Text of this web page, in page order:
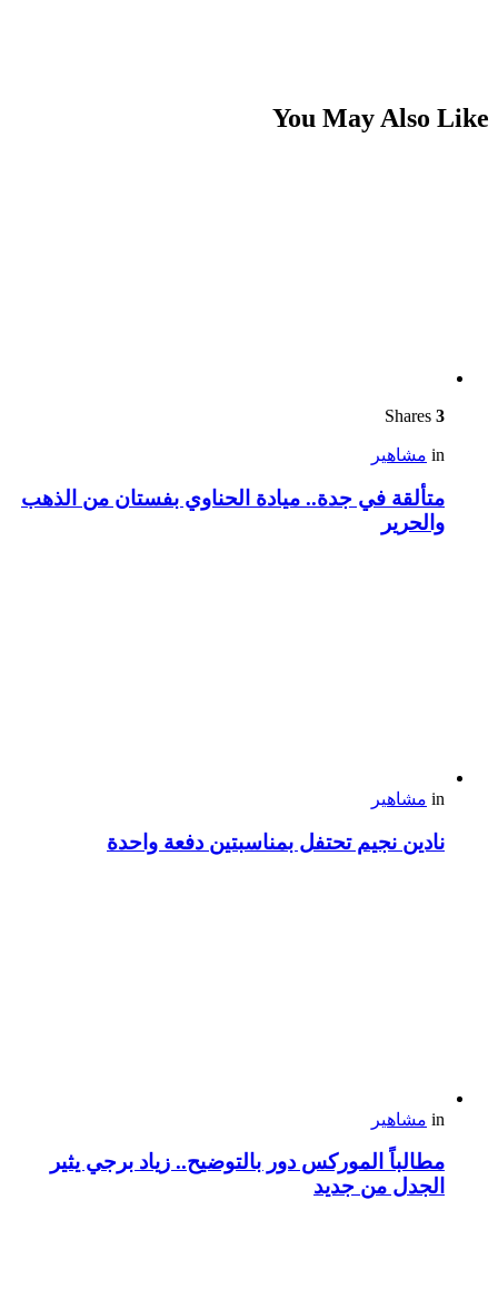
You May Also Like
3
in مشاهير
متألقة في جدة.. ميادة الحناوي بفستان من الذهب
والحرير
in مشاهير
نادين نجيم تحتفل بمناسبتين دفعة واحدة
in مشاهير
مطالباً الموركس دور بالتوضيح.. زياد برجي يثير
الجدل من جديد